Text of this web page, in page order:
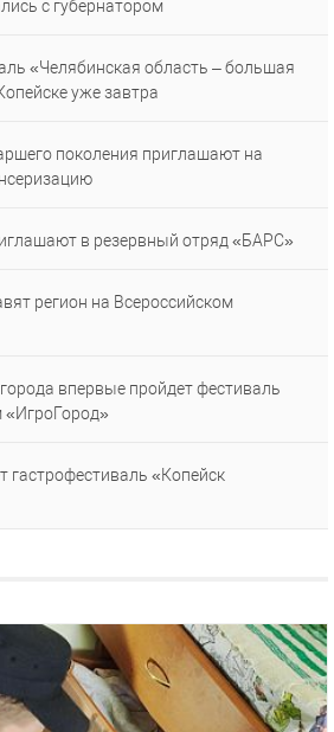
с губернатором
«Челябинская область – большая
уже завтра
поколения приглашают на
в резервный отряд «БАРС»
регион на Всероссийском
впервые пройдет фестиваль
«ИгроГород»
гастрофестиваль «Копейск